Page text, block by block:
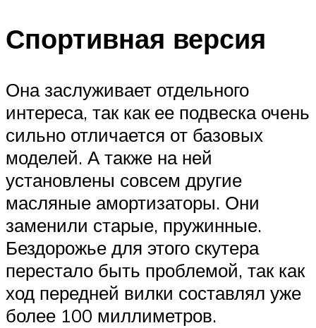
Спортивная версия
Она заслуживает отдельного
интереса, так как ее подвеска очень
сильно отличается от базовых
моделей. А также на ней
установлены совсем другие
масляные амортизаторы. Они
заменили старые, пружинные.
Бездорожье для этого скутера
перестало быть проблемой, так как
ход передней вилки составлял уже
более 100 миллиметров.